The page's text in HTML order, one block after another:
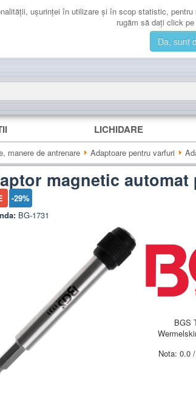
uşurinţei în utilizare şi în scop statistic,
rugăm să daţi click
Da, sunt
LICHIDARE
manere de antrenare Adaptoare pentru varfuri
magnetic
-29%
BG-1731
BGS
Nota: 0.0 /